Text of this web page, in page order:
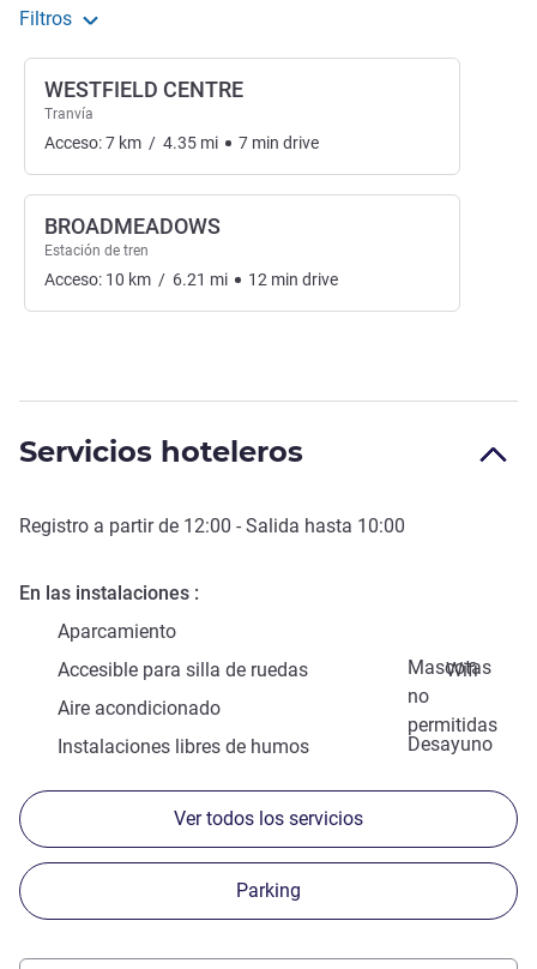
Filtros
WESTFIELD CENTRE
Tranvía
Acceso:7 km / 4.35 mi 7 min drive
BROADMEADOWS
Estación de tren
Acceso: 10 km / 6.21 mi 12 min drive
Servicios hoteleros
Registro a partir de 12:00 - Salida hasta 10:00
En las instalaciones
Aparcamiento
Mascotas
no
permitidas
Accesible para silla de ruedas
Wifi
Aire acondicionado
Desayuno
Instalaciones libres de humos
Ver todos los servicios
Parking